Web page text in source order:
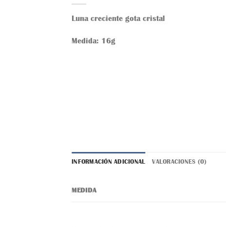
Luna creciente gota cristal
Medida: 16g
INFORMACIÓN ADICIONAL VALORACIONES (0)
MEDIDA